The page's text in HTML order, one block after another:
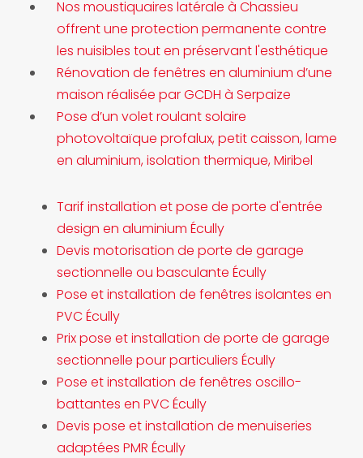
Nos moustiquaires latérale à Chassieu
offrent une protection permanente contre
les nuisibles tout en préservant l'esthétique
Rénovation de fenêtres en aluminium d’une
maison réalisée par GCDH à Serpaize
Pose d’un volet roulant solaire
photovoltaïque profalux, petit caisson, lame
en aluminium, isolation thermique, Miribel
Tarif installation et pose de porte d'entrée
design en aluminium Écully
Devis motorisation de porte de garage
sectionnelle ou basculante Écully
Pose et installation de fenêtres isolantes en
PVC Écully
Prix pose et installation de porte de garage
sectionnelle pour particuliers Écully
Pose et installation de fenêtres oscillo-
battantes en PVC Écully
Devis pose et installation de menuiseries
adaptées PMR Écully